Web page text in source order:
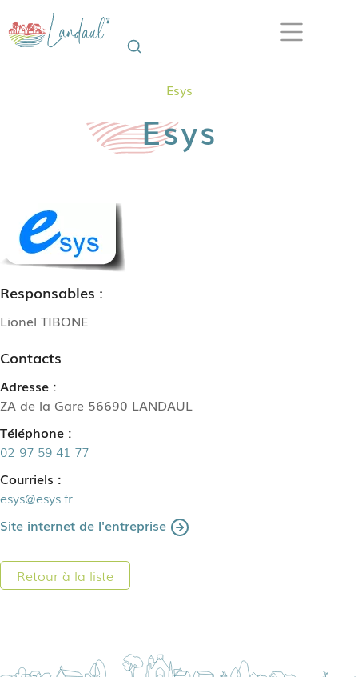
Esys
Esys
Responsables :
Lionel TIBONE
Contacts
Adresse :
ZA de la Gare 56690 LANDAUL
Téléphone :
02 97 59 41 77
Courriels :
esys@esys.fr
Site internet de l'entreprise
Retour à la liste